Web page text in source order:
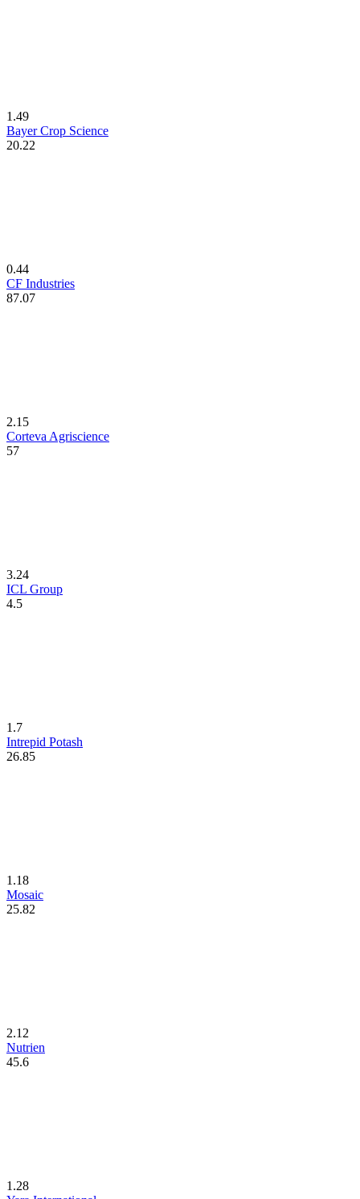
1.49
Bayer Crop Science
20.22
0.44
CF Industries
87.07
2.15
Corteva Agriscience
57
3.24
ICL Group
4.5
1.7
Intrepid Potash
26.85
1.18
Mosaic
25.82
2.12
Nutrien
45.6
1.28